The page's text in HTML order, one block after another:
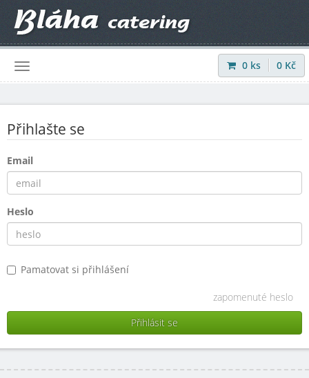
Přihlásit |Registrovat
0 ks 0 Kč
Přihlašte se
Email
Heslo
Pamatovat si přihlášení
zapomenuté heslo